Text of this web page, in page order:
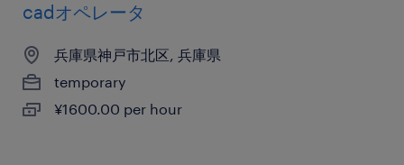
cadオペレータ
兵庫県神戸市北区, 兵庫県
temporary
¥1600.00 per hour